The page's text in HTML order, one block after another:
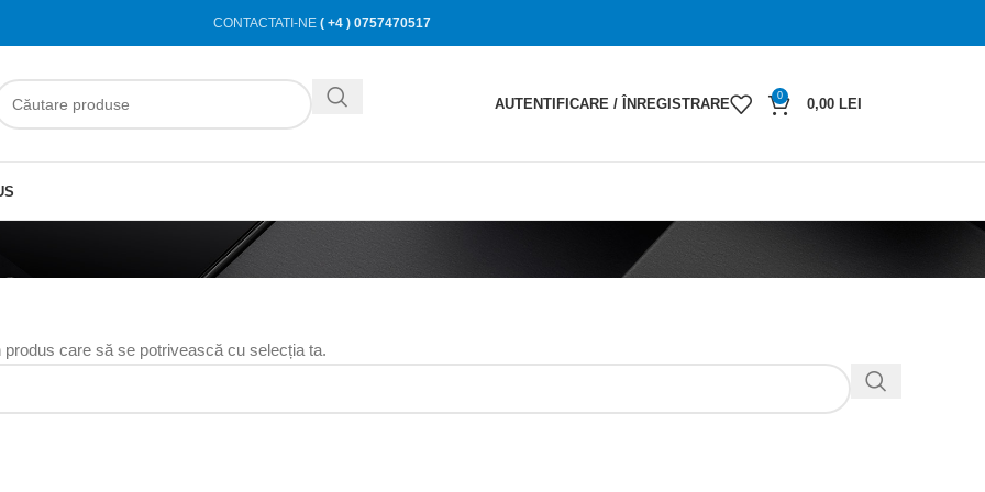
CONTACTATI-NE ( +4 ) 0757470517
AUTENTIFICARE / ÎNREGISTRARE
0
0,00 LEI
produs care să se potrivească cu selecția ta.